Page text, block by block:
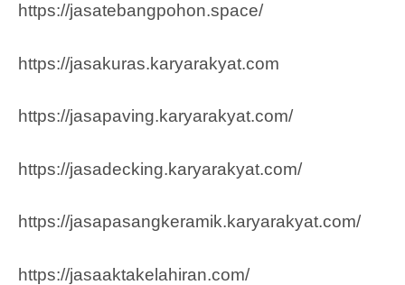
https://jasatebangpohon.space/
https://jasakuras.karyarakyat.com
https://jasapaving.karyarakyat.com/
https://jasadecking.karyarakyat.com/
https://jasapasangkeramik.karyarakyat.com/
https://jasaaktakelahiran.com/